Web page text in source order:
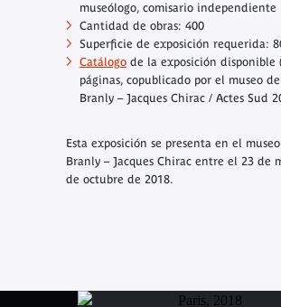
museólogo, comisario independiente
Cantidad de obras: 400
Superficie de exposición requerida:
Catálogode la exposición disponible
páginas, copublicado por el museo
Branly – Jacques Chirac / Actes Sud
Esta exposición se presenta en el
Branly – Jacques Chirac entre el 23 de
de octubre de 2018.